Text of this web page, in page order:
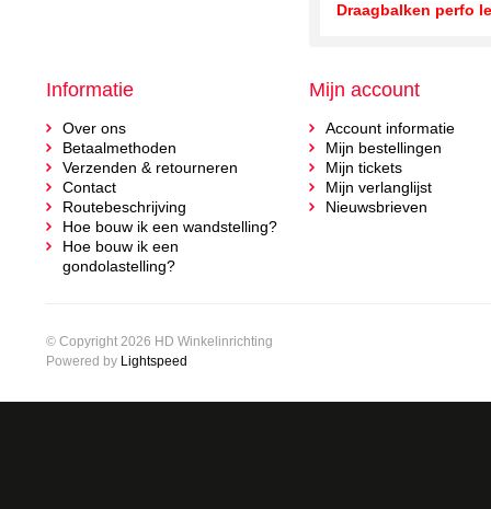
Draagbalken perfo
Informatie
Over ons
Betaalmethoden
Verzenden & retourneren
Contact
Routebeschrijving
Hoe bouw ik een wandstelling?
Hoe bouw ik een
gondolastelling?
Mijn account
Account informatie
Mijn bestellingen
Mijn tickets
Mijn verlanglijst
Nieuwsbrieven
© Copyright 2026 HD Winkelinrichting
Powered by Lightspeed